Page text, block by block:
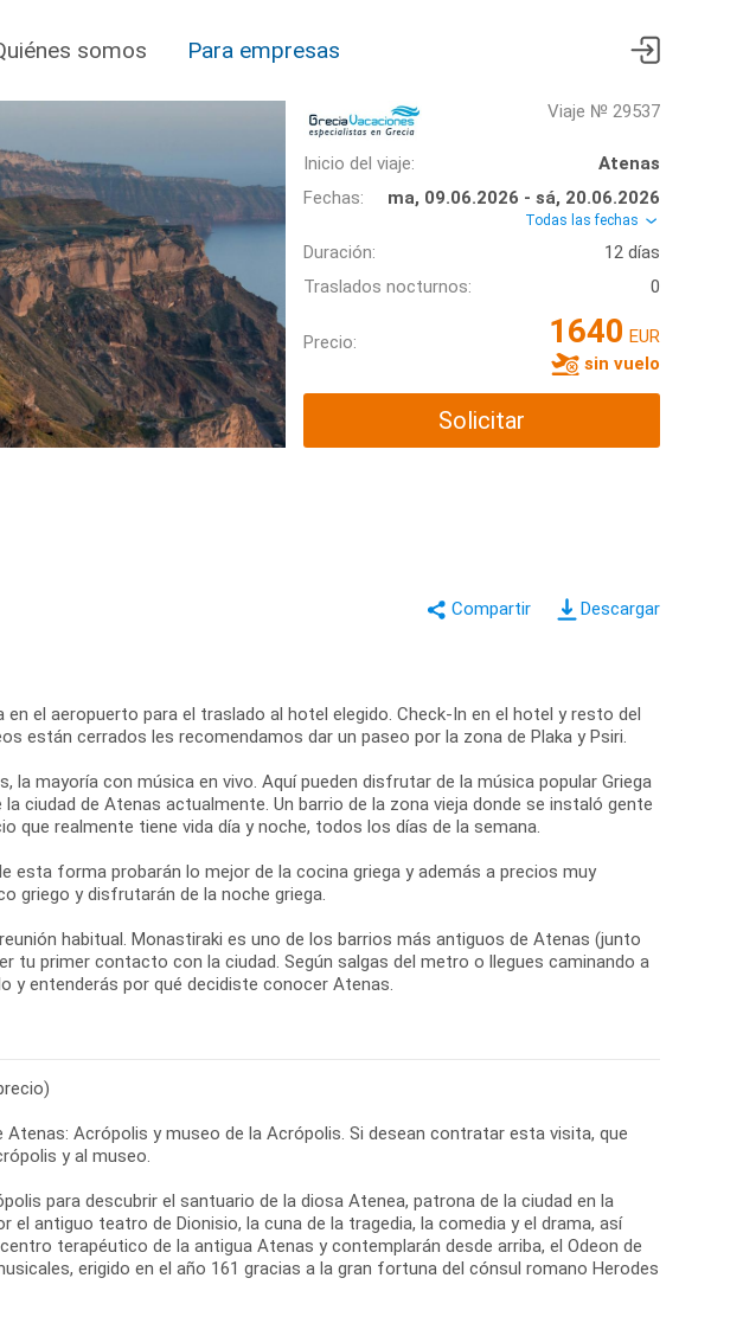
somos Para empresas
Viaje № 29537
Inicio del viaje:
Atenas
Fechas:
ma, 09.06.2026 - sá, 20.06.2026
Todas las fechas
Duración:
12 días
Traslados nocturnos:
0
Precio: 1640 EUR
sin vuelo
Solicitar
Descargar
el aeropuerto para el traslado al hotel elegido. Check-In en el hotel y resto del
están cerrados les recomendamos dar un paseo por la zona de Plaka y Psiri.
la mayoría con música en vivo. Aquí pueden disfrutar de la música popular Griega
ciudad de Atenas actualmente. Un barrio de la zona vieja donde se instaló gente
que realmente tiene vida día y noche, todos los días de la semana.
esta forma probarán lo mejor de la cocina griega y además a precios muy
griego y disfrutarán de la noche griega.
habitual. Monastiraki es uno de los barrios más antiguos de Atenas (junto
tu primer contacto con la ciudad. Según salgas del metro o llegues caminando a
y entenderás por qué decidiste conocer Atenas.
Acrópolis y museo de la Acrópolis. Si desean contratar esta visita, que
y al museo.
para descubrir el santuario de la diosa Atenea, patrona de la ciudad en la
el antiguo teatro de Dionisio, la cuna de la tragedia, la comedia y el drama, así
terapéutico de la antigua Atenas y contemplarán desde arriba, el Odeon de
erigido en el año 161 gracias a la gran fortuna del cónsul romano Herodes